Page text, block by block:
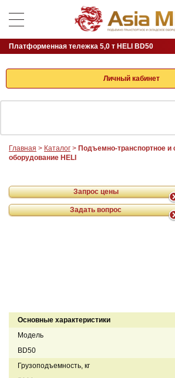
Личный кабинет
Главная > Каталог > Подъемно-транспортное и
оборудование HELI
Платформенная тележка 5,0 т HELI BD50
Запрос цены
Задать вопрос
Основные характеристики
Модель
BD50
Грузоподъемность, кг